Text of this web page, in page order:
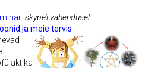
skype’i vahendusel
ja meie tervis.